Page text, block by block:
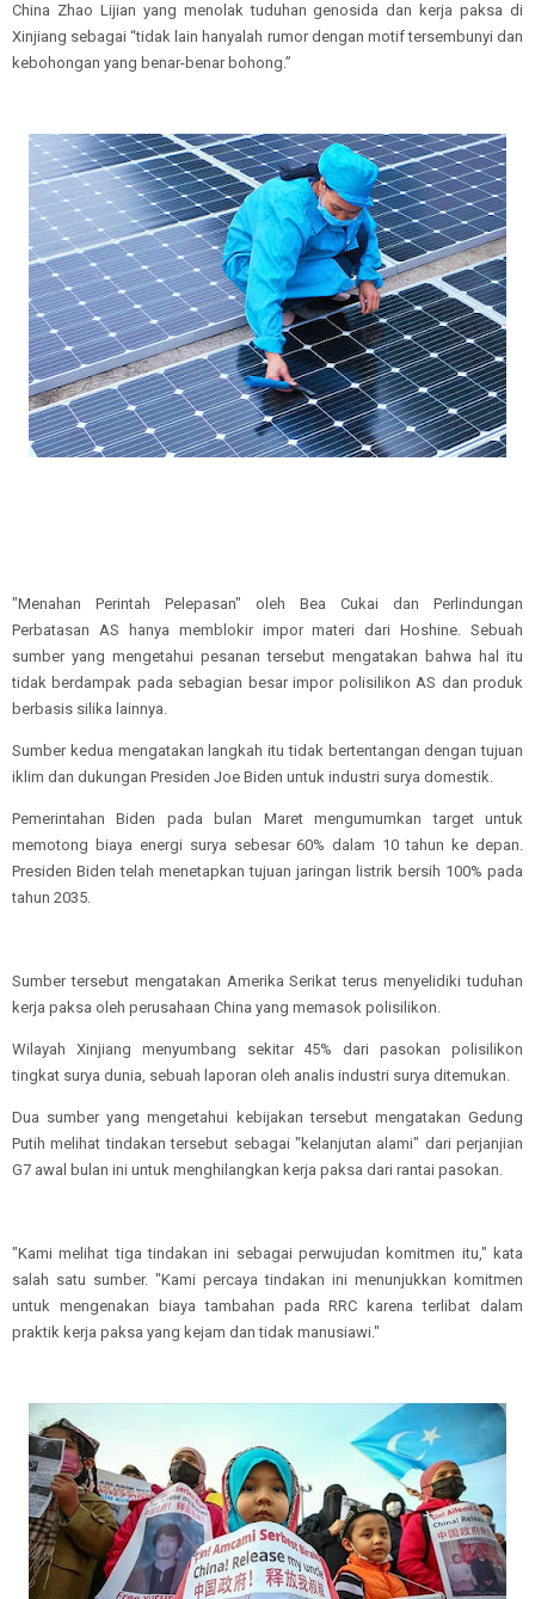
China Zhao Lijian yang menolak tuduhan genosida dan kerja paksa di
Xinjiang sebagai “tidak lain hanyalah rumor dengan motif tersembunyi dan
kebohongan yang benar-benar bohong.”
"Menahan Perintah Pelepasan" oleh Bea Cukai dan Perlindungan
Perbatasan AS hanya memblokir impor materi dari Hoshine. Sebuah
sumber yang mengetahui pesanan tersebut mengatakan bahwa hal itu
tidak berdampak pada sebagian besar impor polisilikon AS dan produk
berbasis silika lainnya.
Sumber kedua mengatakan langkah itu tidak bertentangan dengan tujuan
iklim dan dukungan Presiden Joe Biden untuk industri surya domestik.
Pemerintahan Biden pada bulan Maret mengumumkan target untuk
memotong biaya energi surya sebesar 60% dalam 10 tahun ke depan.
Presiden Biden telah menetapkan tujuan jaringan listrik bersih 100% pada
tahun 2035.
Sumber tersebut mengatakan Amerika Serikat terus menyelidiki tuduhan
kerja paksa oleh perusahaan China yang memasok polisilikon.
Wilayah Xinjiang menyumbang sekitar 45% dari pasokan polisilikon
tingkat surya dunia, sebuah laporan oleh analis industri surya ditemukan.
Dua sumber yang mengetahui kebijakan tersebut mengatakan Gedung
Putih melihat tindakan tersebut sebagai "kelanjutan alami" dari perjanjian
G7 awal bulan ini untuk menghilangkan kerja paksa dari rantai pasokan.
"Kami melihat tiga tindakan ini sebagai perwujudan komitmen itu," kata
salah satu sumber. "Kami percaya tindakan ini menunjukkan komitmen
untuk mengenakan biaya tambahan pada RRC karena terlibat dalam
praktik kerja paksa yang kejam dan tidak manusiawi."